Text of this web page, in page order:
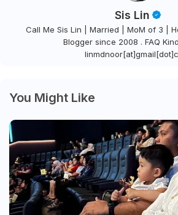
Sis Lin
Call Me Sis Lin | Married | MoM of 3 |
Blogger since 2008 . FAQ
You Might Like